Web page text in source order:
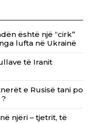
është një “cirk”
lufta në Ukrainë
të Iranit
e Rusisë tani po
njëri – tjetrit, të